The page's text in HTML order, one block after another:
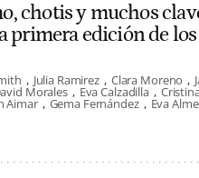
chotis y muchos
primera edición de
Julia Ramirez Clara Moreno
Morales Eva Calzadilla
Aimar Gema Fernández Eva